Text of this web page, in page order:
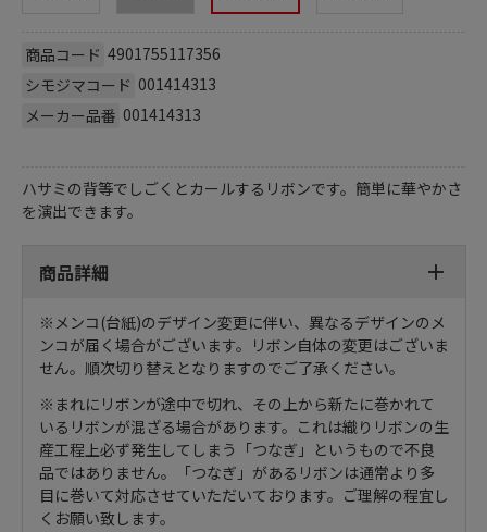
商品コード 4901755117356
シモジマコード 001414313
メーカー品番 001414313
ハサミの背等でしごくとカールするリボンです。簡単に華やかさ
を演出できます。
商品詳細
※メンコ(台紙)のデザイン変更に伴い、異なるデザインのメ
ンコが届く場合がございます。リボン自体の変更はございま
せん。順次切り替えとなりますのでご了承ください。
※まれにリボンが途中で切れ、その上から新たに巻かれて
いるリボンが混ざる場合があります。これは織りリボンの生
産工程上必ず発生してしまう「つなぎ」というもので不良
品ではありません。「つなぎ」があるリボンは通常より多
目に巻いて対応させていただいております。ご理解の程宜し
くお願い致します。